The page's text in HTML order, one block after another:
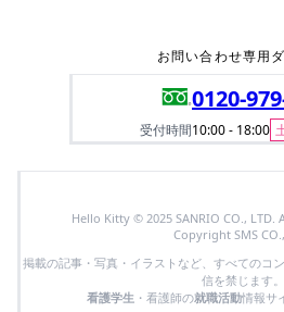
お問い合わせ専用
0120-
受付時間10:00 - 18:00
Hello Kitty © 2025 SANRIO CO., LTD.
Copyright SMS
掲載の記事・写真・イラストなど、すべてのコ
信を禁じます。
看護学生・看護師の就職活動情報サ